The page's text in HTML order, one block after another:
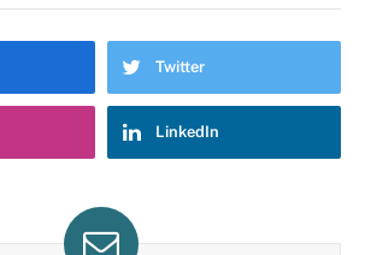
Twitter
LinkedIn